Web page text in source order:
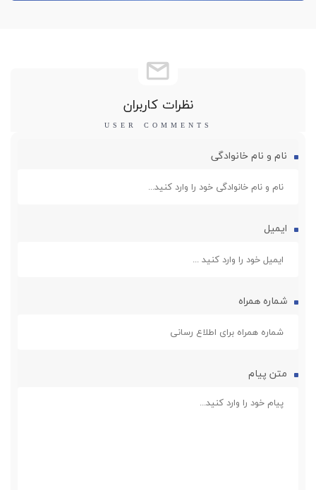
نظرات کاربران
نام و نام خانوادگی
ایمیل
شماره همراه
متن پیام